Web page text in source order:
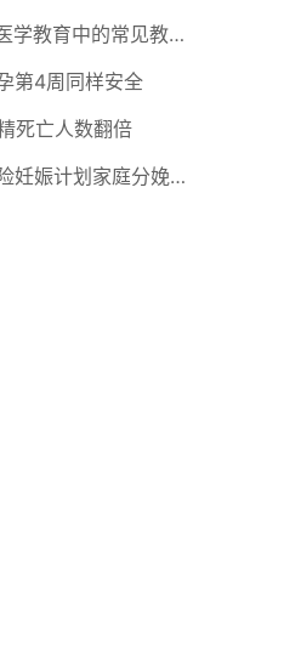
公开羞辱仍是医学教育中的常见教学工具，这如何让患者受害
第4周同样安全
死亡人数翻倍
研究挑战低风险妊娠计划家庭分娩的安全担忧